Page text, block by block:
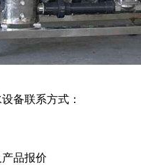
备联系方式：
品报价